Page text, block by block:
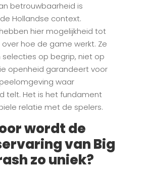
betrouwbaarheid is
Hollandse context.
hier mogelijkheid tot
hoe de game werkt. Ze
selecties op begrip, niet op
openheid garandeert voor
waar
telt. Het is het fundament
relatie met de spelers.
wordt de
van Big
zo uniek?